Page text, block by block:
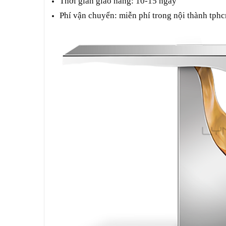
Phí vận chuyển: miễn phí trong nội thành